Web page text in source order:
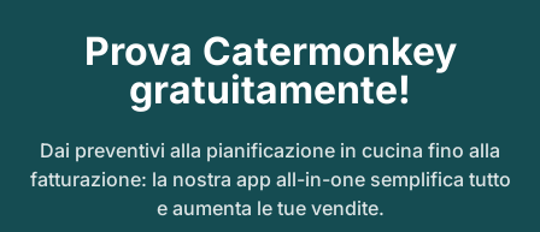
Prova Catermonkey
gratuitamente!
Dai preventivi alla pianificazione in cucina fino alla
fatturazione: la nostra app all-in-one semplifica tutto
e aumenta le tue vendite.